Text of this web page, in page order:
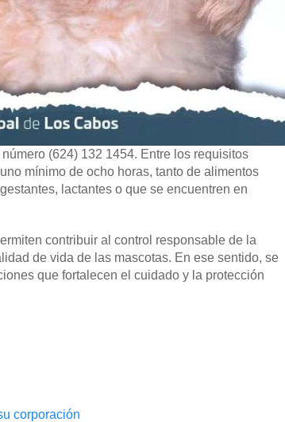
(624) 132 1454. Entre los requisitos
mínimo de ocho horas, tanto de alimentos
lactantes o que se encuentren en
contribuir al control responsable de la
de vida de las mascotas. En ese sentido, se
que fortalecen el cuidado y la protección
corporación